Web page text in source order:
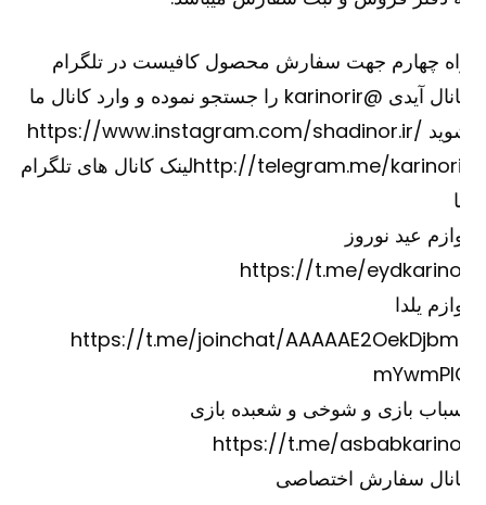
چهارم جهت سفارش محصول کافیست در تلگرام
کانال آیدی @karinorir را جستجو نموده و وارد کانال ما
https://www.instagram.com/shadinor.ir/
http://telegram.me/لینک کانال های تلگرام
عید نوروز
https://t.me/
یلدا
https://t.me/joinchat/
بازی و شوخی و شعبده بازی
https://t.me/
سفارش اختصاصی